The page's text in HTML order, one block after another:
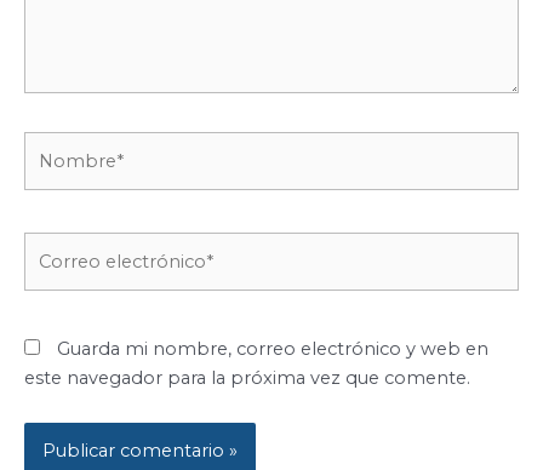
Guarda mi nombre, correo electrónico y web en
este navegador para la próxima vez que comente.